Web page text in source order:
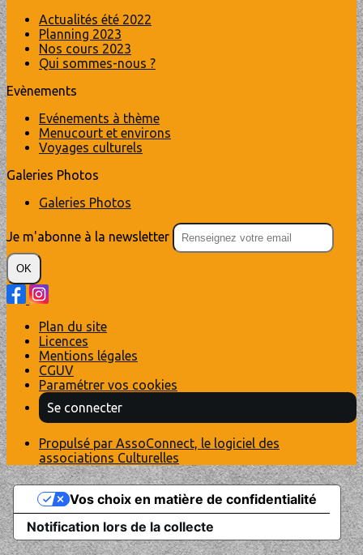
Actualités été 2022
Planning 2023
Nos cours 2023
Qui sommes-nous ?
Evènements
Evénements à thème
Menucourt et environs
Voyages culturels
Galeries Photos
Galeries Photos
Je m'abonne à la newsletter
OK
Plan du site
Licences
Mentions légales
CGUV
Paramétrer vos cookies
Se connecter
Propulsé par AssoConnect, le logiciel des
associations Culturelles
Notification lors de la collecte
Vos choix en matière de confidentialité